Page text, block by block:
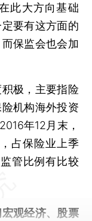
此大方向基础
要有这方面的
保监会也会加
极，主要指险
机构海外投资
年12月末，
占保险业上季
管比例有比较
宏观经济、股票